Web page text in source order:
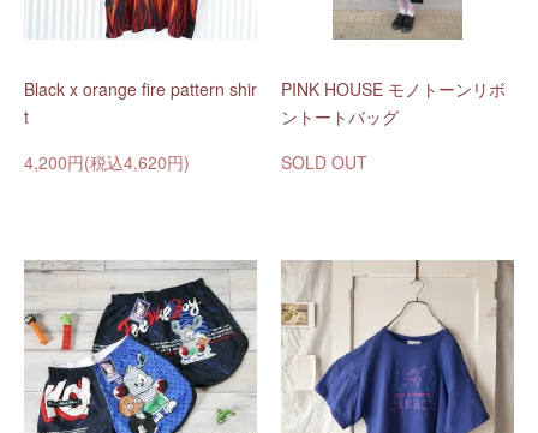
Black x orange fire pattern shir
t
4,200円(税込4,620円)
PINK HOUSE モノトーンリボ
ントートバッグ
SOLD OUT